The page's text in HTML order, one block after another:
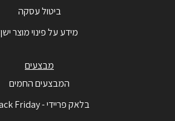
ביטול עסקה
מידע על פינוי מוצר ישן
מבצעים
המבצעים החמים
בלאק פריידי - Black Friday